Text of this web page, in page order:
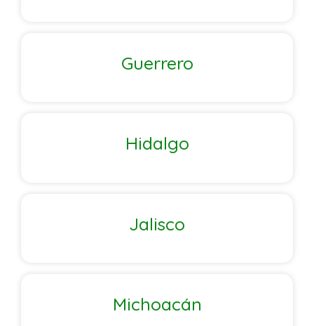
Guerrero
Hidalgo
Jalisco
Michoacán